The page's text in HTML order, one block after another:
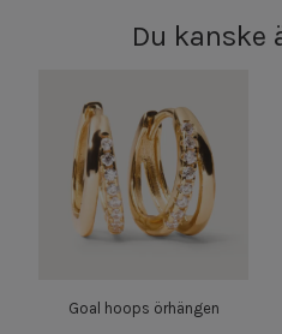
Du kanske
Goal hoops örhängen